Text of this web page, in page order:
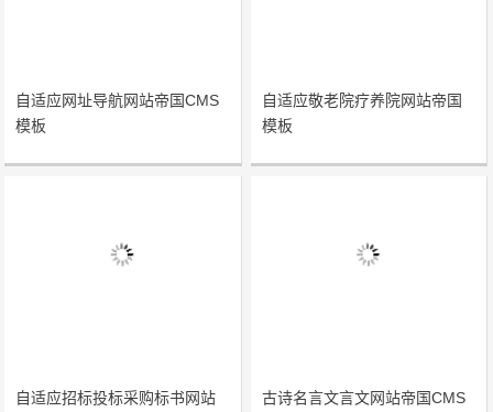
自适应网址导航网站帝国CMS
模板
自适应敬老院疗养院网站帝国
模板
自适应招标投标采购标书网站
古诗名言文言文网站帝国CMS